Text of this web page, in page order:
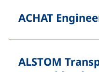
ACHAT
ALSTOM